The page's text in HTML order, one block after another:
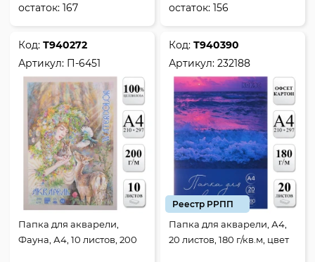
остаток:167 остаток:156
Код:Т940272
Артикул: П-6451
Папка для акварели,
Фауна, А4, 10 листов, 200
Код:Т940390
Артикул:232188
Реестр РРПП
Папка для акварели, А4,
20 листов, 180 г/кв.м, цвет